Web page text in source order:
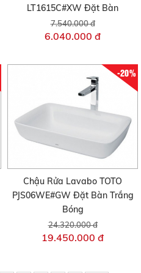
LT1615C#XW Đặt Bàn
7.540.000 đ
6.040.000 đ
-20%
Chậu Rửa Lavabo TOTO
PJS06WE#GW Đặt Bàn Trắng
Bóng
24.320.000 đ
19.450.000 đ